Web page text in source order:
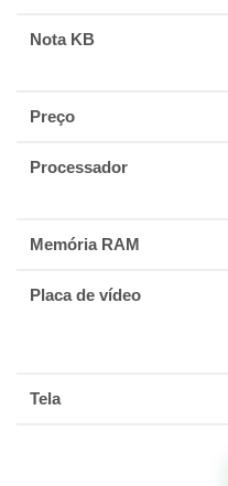
Nota KB
Preço
Processador
Memória RAM
Placa de vídeo
Tela